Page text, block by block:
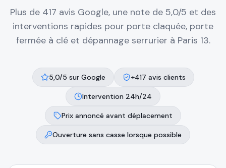
Plus de 417 avis Google, une note de 5,0/5 et des
interventions rapides pour porte claquée, porte
fermée à clé et dépannage serrurier à Paris 13.
5,0/5 sur Google +417 avis clients
Intervention 24h/24
Prix annoncé avant déplacement
Ouverture sans casse lorsque possible